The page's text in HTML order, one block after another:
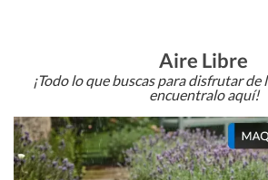
Aire Libre
¡Todo lo que buscas para disfrutar de
encuentralo aquí!